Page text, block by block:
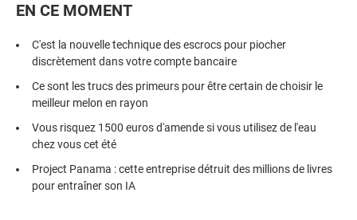
EN CE MOMENT
C'est la nouvelle technique des escrocs pour piocher
discrètement dans votre compte bancaire
Ce sont les trucs des primeurs pour être certain de choisir le
meilleur melon en rayon
Vous risquez 1500 euros d'amende si vous utilisez de l'eau
chez vous cet été
Project Panama : cette entreprise détruit des millions de livres
pour entraîner son IA